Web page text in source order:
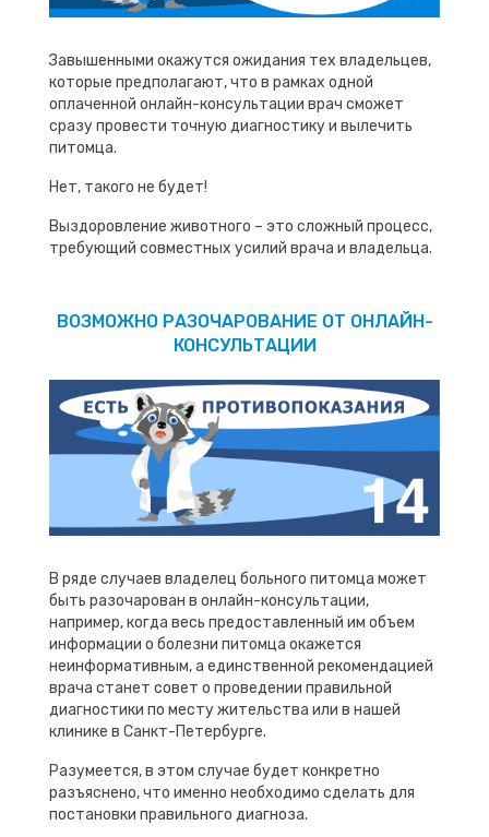
Завышенными окажутся ожидания тех владельцев,
которые предполагают, что в рамках одной
оплаченной онлайн-консультации врач сможет
сразу провести точную диагностику и вылечить
питомца.
Нет, такого не будет!
Выздоровление животного – это сложный процесс,
требующий совместных усилий врача и владельца.
ВОЗМОЖНО РАЗОЧАРОВАНИЕ ОТ ОНЛАЙН-
КОНСУЛЬТАЦИИ
В ряде случаев владелец больного питомца может
быть разочарован в онлайн-консультации,
например, когда весь предоставленный им объем
информации о болезни питомца окажется
неинформативным, а единственной рекомендацией
врача станет совет о проведении правильной
диагностики по месту жительства или в нашей
клинике в Санкт-Петербурге.
Разумеется, в этом случае будет конкретно
разъяснено, что именно необходимо сделать для
постановки правильного диагноза.